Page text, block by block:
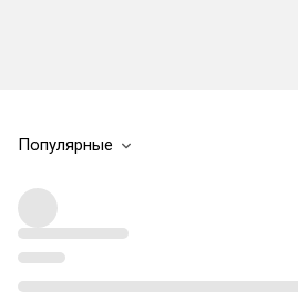
Популярные